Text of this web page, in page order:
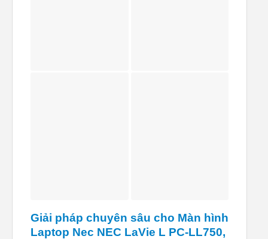
Giải pháp chuyên sâu cho Màn hình
Laptop Nec NEC LaVie L PC-LL750,